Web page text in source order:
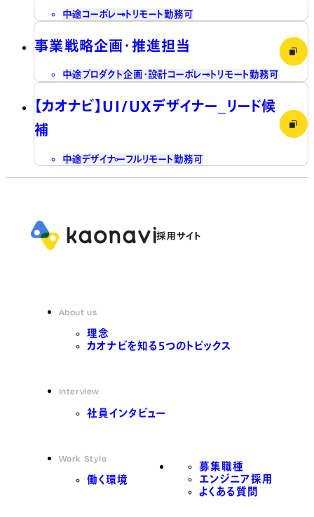
中途コーポレート リモート勤務可
事業戦略企画・推進担当
中途プロダクト企画・設計コーポレート リモート勤務可
【カオナビ】UI/UXデザイナー_リード候
補
中途デザイナーフルリモート勤務可
About us
理念
カオナビを知る5つのトピックス
Interview
社員インタビュー
Work Style
働く環境
募集職種
エンジニア採用
よくある質問